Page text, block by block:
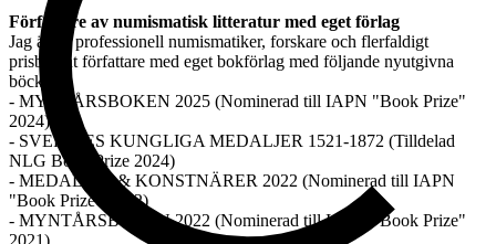
Författare av numismatisk litteratur med eget förlag
Jag är en professionell numismatiker, forskare och flerfaldigt
prisbelönt författare med eget bokförlag med följande nyutgivna
böcker:
- MYNTÅRSBOKEN 2025 (Nominerad till IAPN "Book Prize"
2024)
- SVERIGES KUNGLIGA MEDALJER 1521-1872 (Tilldelad
NLG Book Prize 2024)
- MEDALJER & KONSTNÄRER 2022 (Nominerad till IAPN
"Book Prize" 2022)
- MYNTÅRSBOKEN 2022 (Nominerad till IAPN "Book Prize"